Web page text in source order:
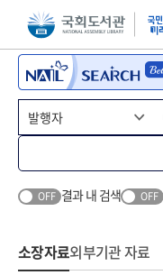
본문 바로가기주메뉴 바로가기
OFF 결과 내 검색 OFF
소장자료외부기관 자료